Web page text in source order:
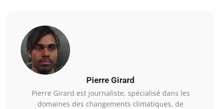
Pierre Girard
Pierre Girard est journaliste, spécialisé dans les
domaines des changements climatiques, de